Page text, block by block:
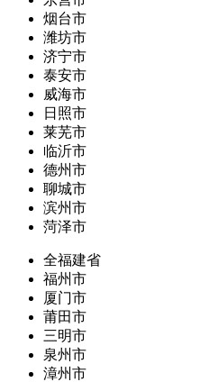
烟台市
潍坊市
济宁市
泰安市
威海市
日照市
莱芜市
临沂市
德州市
聊城市
滨州市
菏泽市
全福建省
福州市
厦门市
莆田市
三明市
泉州市
漳州市